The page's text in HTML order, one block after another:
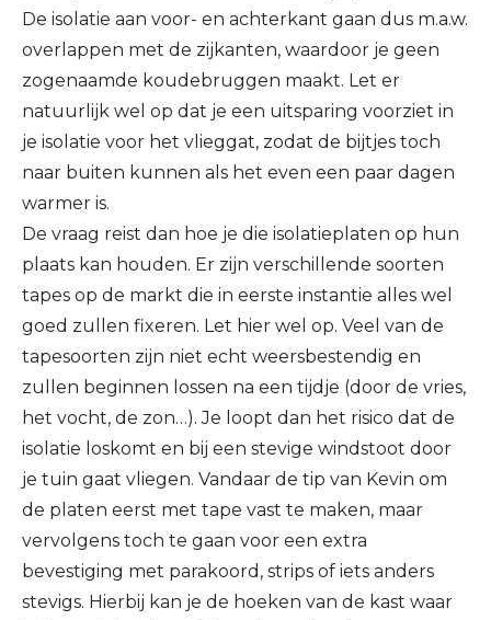
De isolatie aan voor- en achterkant gaan dus m.a.w.
overlappen met de zijkanten, waardoor je geen
zogenaamde koudebruggen maakt. Let er
natuurlijk wel op dat je een uitsparing voorziet in
je isolatie voor het vlieggat, zodat de bijtjes toch
naar buiten kunnen als het even een paar dagen
warmer is.
De vraag reist dan hoe je die isolatieplaten op hun
plaats kan houden. Er zijn verschillende soorten
tapes op de markt die in eerste instantie alles wel
goed zullen fixeren. Let hier wel op. Veel van de
tapesoorten zijn niet echt weersbestendig en
zullen beginnen lossen na een tijdje (door de vries,
het vocht, de zon…). Je loopt dan het risico dat de
isolatie loskomt en bij een stevige windstoot door
je tuin gaat vliegen. Vandaar de tip van Kevin om
de platen eerst met tape vast te maken, maar
vervolgens toch te gaan voor een extra
bevestiging met parakoord, strips of iets anders
stevigs. Hierbij kan je de hoeken van de kast waar